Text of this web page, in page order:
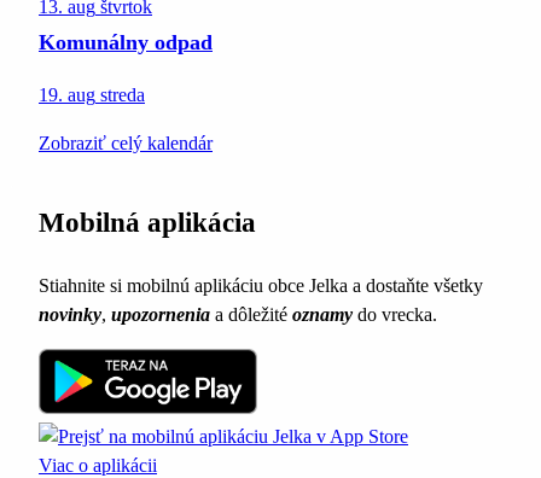
13. aug štvrtok
Komunálny odpad
19. aug streda
Zobraziť celý kalendár
Mobilná aplikácia
Stiahnite si mobilnú aplikáciu obce Jelka a dostaňte všetky
novinky, upozornenia a dôležité oznamy do vrecka.
Viac o aplikácii